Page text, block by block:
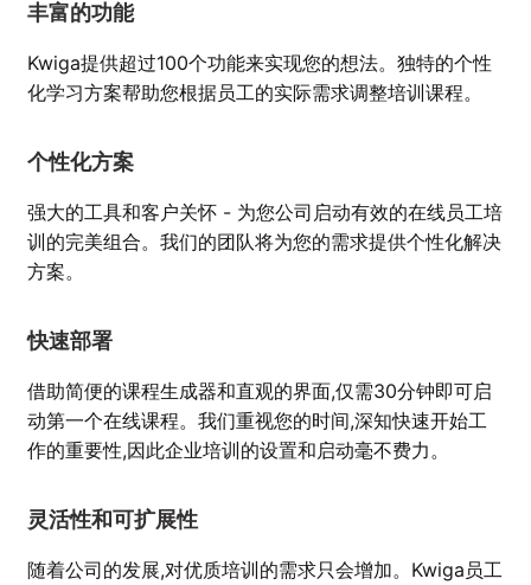
丰富的功能
Kwiga提供超过100个功能来实现您的想法。独特的个性
化学习方案帮助您根据员工的实际需求调整培训课程。
个性化方案
强大的工具和客户关怀 - 为您公司启动有效的在线员工培
训的完美组合。我们的团队将为您的需求提供个性化解决
方案。
快速部署
借助简便的课程生成器和直观的界面,仅需30分钟即可启
动第一个在线课程。我们重视您的时间,深知快速开始工
作的重要性,因此企业培训的设置和启动毫不费力。
灵活性和可扩展性
随着公司的发展,对优质培训的需求只会增加。Kwiga员工